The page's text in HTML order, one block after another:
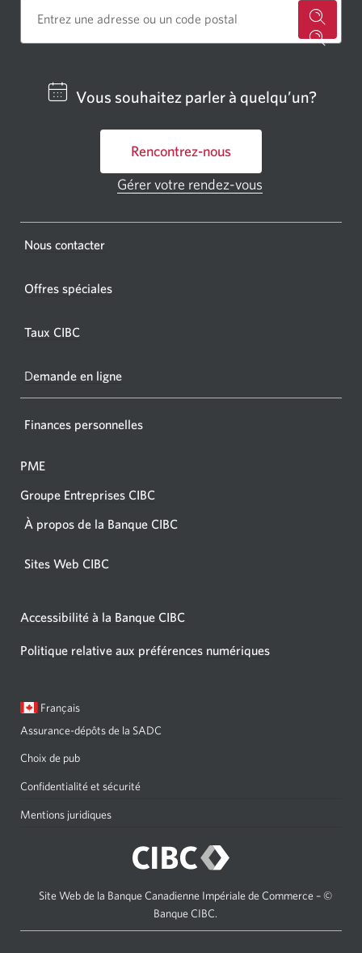
centre
Une
Vous souhaitez parler à quelqu’un?
Rencontrez-nous
Une
fenêtre
Gérer votre rendez-vous
Nous contacter
Offres spéciales
Taux CIBC
Demande en ligne
Finances personnelles
PME
Groupe Entreprises CIBC
À propos de la Banque CIBC
Sites Web CIBC
Accessibilité à la Banque CIBC
Politique relative aux préférences numériques
Langue
Français
de
Assurance-dépôts de la SADC
Choix de pub
Confidentialité et sécurité
Mentions juridiques
Site Web de la Banque Canadienne Impériale de Commerce – ©
Banque CIBC.